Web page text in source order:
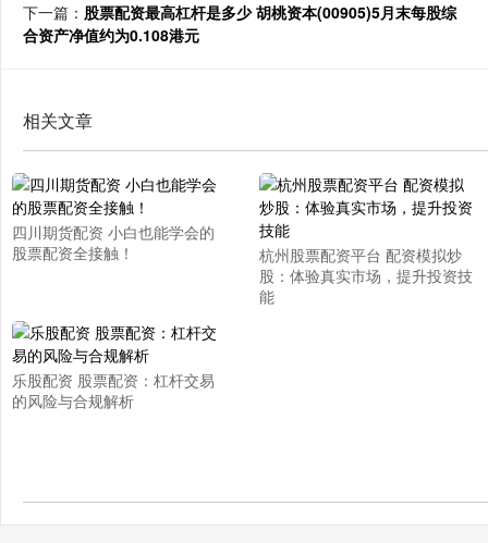
下一篇： 股票配资最高杠杆是多少 胡桃资本(00905)5月末每股综
合资产净值约为0.108港元
相关文章
四川期货配资 小白也能学会的
股票配资全接触！
杭州股票配资平台 配资模拟炒
股：体验真实市场，提升投资技
能
乐股配资 股票配资：杠杆交易
的风险与合规解析